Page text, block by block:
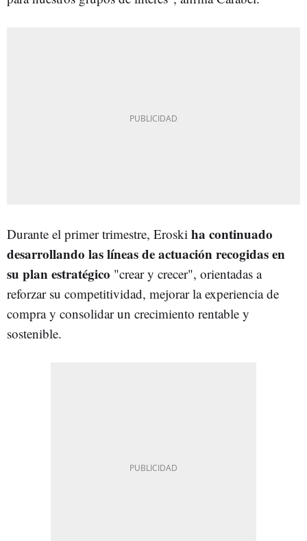
Durante el primer trimestre, Eroski ha continuado
desarrollando las líneas de actuación recogidas en
su plan estratégico "crear y crecer", orientadas a
reforzar su competitividad, mejorar la experiencia de
compra y consolidar un crecimiento rentable y
sostenible.